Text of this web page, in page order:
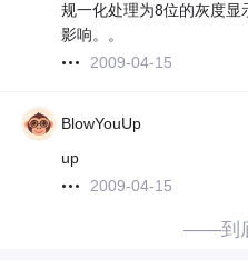
规一化处理为8位的灰度显
影响。。
2009-04-15
BlowYouUp
up
2009-04-15
——到